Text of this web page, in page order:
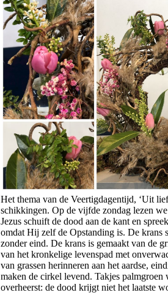
Het thema van de Veertigdagentijd, ‘Uit
schikkingen. Op de vijfde zondag lezen
Jezus schuift de dood aan de kant en
omdat Hij zelf de Opstanding is. De krans
zonder eind. De krans is gemaakt van de
van het kronkelige levenspad met
van grassen herinneren aan het aardse,
maken de cirkel levend. Takjes
overheerst: de dood krijgt niet het laatste